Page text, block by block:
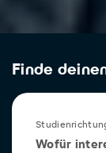
Finde
Wofür